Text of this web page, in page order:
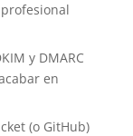
y DMARC
en
(o GitHub)